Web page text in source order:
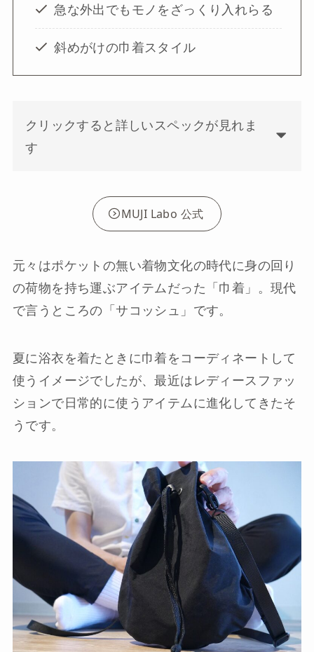
急な外出でもモノをざっくり入れらる
斜めがけの巾着スタイル
クリックすると詳しいスペックが見れま
す
MUJI Labo 公式
元々はポケットの無い着物文化の時代に身の回り
の荷物を持ち運ぶアイテムだった「巾着」。現代
で言うところの「サコッシュ」です。
夏に浴衣を着たときに巾着をコーディネートして
使うイメージでしたが、最近はレディースファッ
ションで日常的に使うアイテムに進化してきたそ
うです。